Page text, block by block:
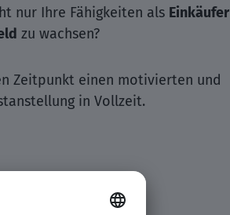
nur Ihre Fähigkeiten als Einkäufer
zu wachsen?
Zeitpunkt einen motivierten und
in Vollzeit.